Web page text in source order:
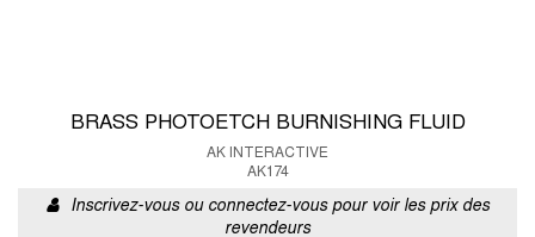
BRASS PHOTOETCH BURNISHING FLUID
AK INTERACTIVE
AK174
Inscrivez-vous ou connectez-vous pour voir les prix des
revendeurs